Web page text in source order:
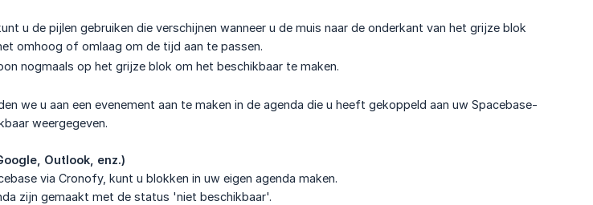
u de pijlen gebruiken die verschijnen wanneer u de muis naar de onderkant van het grijze blok
omhoog of omlaag om de tijd aan te passen.
nogmaals op het grijze blok om het beschikbaar te maken.
we u aan een evenement aan te maken in de agenda die u heeft gekoppeld aan uw Spacebase-
weergegeven.
Outlook, enz.)
via Cronofy, kunt u blokken in uw eigen agenda maken.
zijn gemaakt met de status 'niet beschikbaar'.